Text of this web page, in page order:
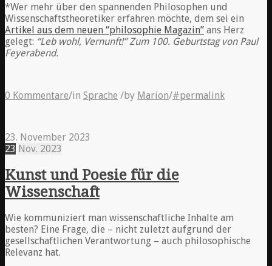
*Wer mehr über den spannenden Philosophen und
Wissenschaftstheoretiker erfahren möchte, dem sei ein
Artikel aus dem neuen “philosophie Magazin” ans Herz
gelegt: “Leb wohl, Vernunft!” Zum 100. Geburtstag von Paul
Feyerabend.
0 Kommentare/in Sprache /by Marion/#permalink
23. November 2023
23 Nov. 2023
Kunst und Poesie für die
Wissenschaft
Wie kommuniziert man wissenschaftliche Inhalte am
besten? Eine Frage, die – nicht zuletzt aufgrund der
gesellschaftlichen Verantwortung – auch philosophische
Relevanz hat.